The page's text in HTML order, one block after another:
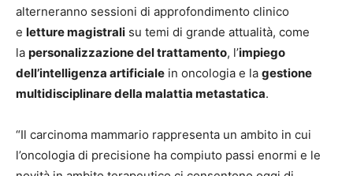
alterneranno sessioni di approfondimento clinico
e letture magistrali su temi di grande attualità, come
la personalizzazione del trattamento, l’impiego
dell’intelligenza artificiale in oncologia e la gestione
multidisciplinare della malattia metastatica.
“Il carcinoma mammario rappresenta un ambito in cui
l’oncologia di precisione ha compiuto passi enormi e le